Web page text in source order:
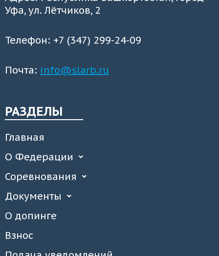
Уфа, ул. Лётчиков, 2
Телефон: +7 (347) 299-24-09
Почта: info@slarb.ru
РАЗДЕЛЫ
Главная
О Федерации
Соревнования
Документы
О допинге
Взнос